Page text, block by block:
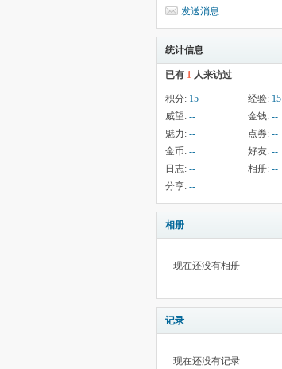
发送消息
统计信息
已有 1 人来访过
积分: 15 经验: 15
威望: -- 金钱: --
魅力: -- 点券: --
金币: -- 好友: --
日志: -- 相册: --
分享: --
相册
现在还没有相册
记录
现在还没有记录